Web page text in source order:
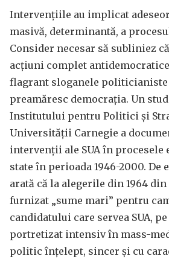
Intervențiile au implicat
masivă, determinantă, a
Consider necesar să subliniez
acțiuni complet
flagrant sloganele politicianiste
preamăresc democrația. Un
Institutului pentru Politici și
Universității Carnegie a
intervenții ale SUA în procesele
state în perioada 1946-2000. De
arată că la alegerile din 1964 din
furnizat „sume mari” pentru
candidatului care servea SUA,
portretizat intensiv în mass-
politic înțelept, sincer și cu